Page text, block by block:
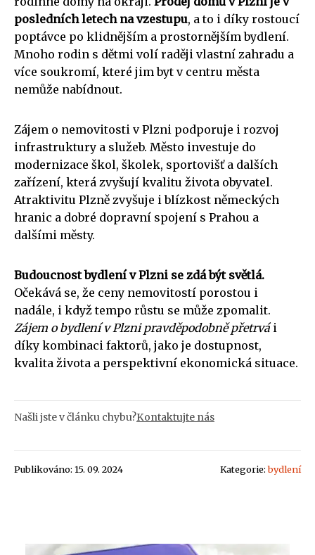
posledních letech na vzestupu, a to i díky rostoucí
poptávce po klidnějším a prostornějším bydlení.
Mnoho rodin s dětmi volí raději vlastní zahradu a
více soukromí, které jim byt v centru města
nemůže nabídnout.
Zájem o nemovitosti v Plzni podporuje i rozvoj
infrastruktury a služeb. Město investuje do
modernizace škol, školek, sportovišť a dalších
zařízení, která zvyšují kvalitu života obyvatel.
Atraktivitu Plzně zvyšuje i blízkost německých
hranic a dobré dopravní spojení s Prahou a
dalšími městy.
Budoucnost bydlení v Plzni se zdá být světlá.
Očekává se, že ceny nemovitostí porostou i
nadále, i když tempo růstu se může zpomalit.
Zájem o bydlení v Plzni pravděpodobně přetrvái
díky kombinaci faktorů, jako je dostupnost,
kvalita života a perspektivní ekonomická situace.
Našli jste v článku chybu?Kontaktujte nás
Publikováno: 15. 09. 2024 Kategorie:bydlení